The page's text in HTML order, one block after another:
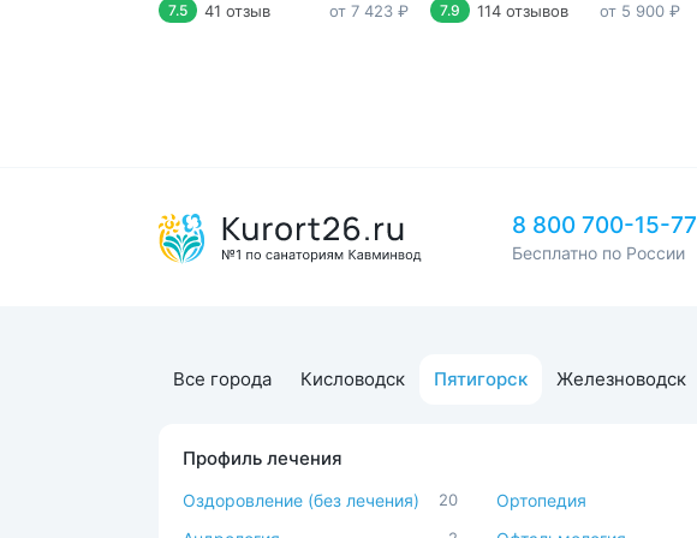
7.5 41 отзыв от 7 423 ₽ 7.9 114 отзывов от 5 900 ₽
8 800 700-15-77
Бесплатно по России
Все города Кисловодск Пятигорск Железноводск
Профиль лечения
Оздоровление (без лечения) 20 Ортопедия